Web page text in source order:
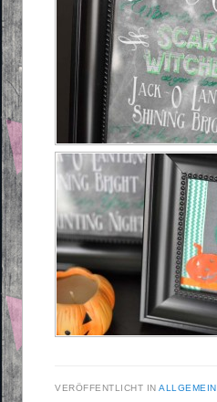
VERÖFFENTLICHT INALLGEMEIN